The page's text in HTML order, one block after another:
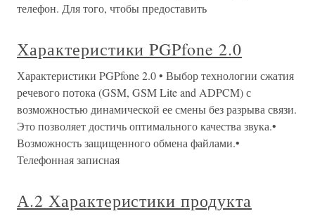
телефон. Для того, чтобы предоставить
Характеристики PGPfone 2.0
Характеристики PGPfone 2.0 • Выбор технологии сжатия
речевого потока (GSM, GSM Lite and ADPCM) с
возможностью динамической ее смены без разрыва связи.
Это позволяет достичь оптимального качества звука.•
Возможность защищенного обмена файлами.•
Телефонная записная
А.2 Характеристики продукта